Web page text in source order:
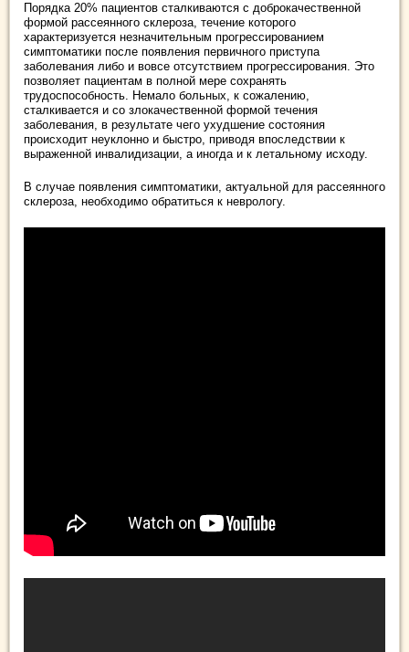
Порядка 20% пациентов сталкиваются с доброкачественной
формой рассеянного склероза, течение которого
характеризуется незначительным прогрессированием
симптоматики после появления первичного приступа
заболевания либо и вовсе отсутствием прогрессирования. Это
позволяет пациентам в полной мере сохранять
трудоспособность. Немало больных, к сожалению,
сталкивается и со злокачественной формой течения
заболевания, в результате чего ухудшение состояния
происходит неуклонно и быстро, приводя впоследствии к
выраженной инвалидизации, а иногда и к летальному исходу.
В случае появления симптоматики, актуальной для рассеянного
склероза, необходимо обратиться к неврологу.